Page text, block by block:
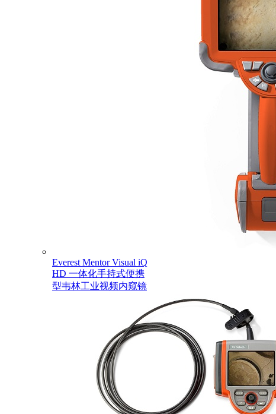
Everest Mentor Visual iQ
HD 一体化手持式便携
型韦林工业视频内窥镜